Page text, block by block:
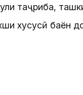
таҷриба,
хусусӣ баён